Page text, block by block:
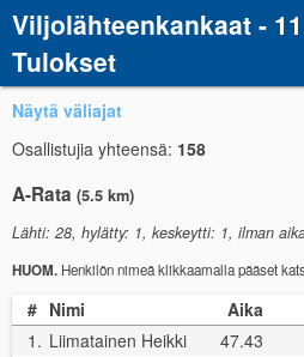
Viljolähteenkankaat -
Tulokset
Näytä väliajat
Osallistujia yhteensä: 158
A-Rata (5.5 km)
Lähti: 28, hylätty: 1, keskeytti: 1, ilman
HUOM. Henkilön nimeä klikkaamalla pääset
# Nimi Aika
1. Liimatainen Heikki 47.43